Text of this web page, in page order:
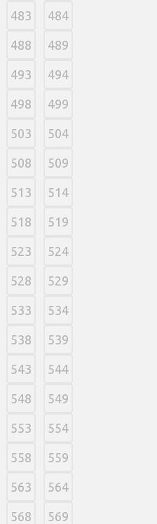
483 484
488 489
493 494
498 499
503 504
508 509
513 514
518 519
523 524
528 529
533 534
538 539
543 544
548 549
553 554
558 559
563 564
568 569